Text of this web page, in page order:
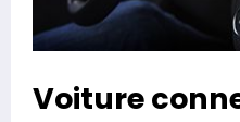
Voiture